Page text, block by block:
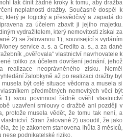
tak činit žádné kroky k tomu, aby dražba
neplatnosti dražby. Současně dospěl k
který je logický a přesvědčivý a zapadá do
za účelem zbavit ji jejího majetku.
vydražitelem, který nemovitosti získal za
2) se žalovanou 1), související s vydáním
service a. s. a Credito a. s., a za dané
„ověřovala“ vlastnictví navrhovatele k
toliko za účelem dovršení jednání, jehož
neoprávněného zisku. Neměl
žalobkyně až po realizaci dražby byl
být celé situace vědoma a musela si
předmětných nemovitých věcí být
1) svou povinnost řádně ověřit vlastnictví
uzavření smlouvy o dražbě ani později v
protože musela vědět, že tomu tak není, a
Stran žalované 2) usoudil, že jako
že je zákonem stanovena lhůta 3 měsíců,
nese podnikatelské riziko.